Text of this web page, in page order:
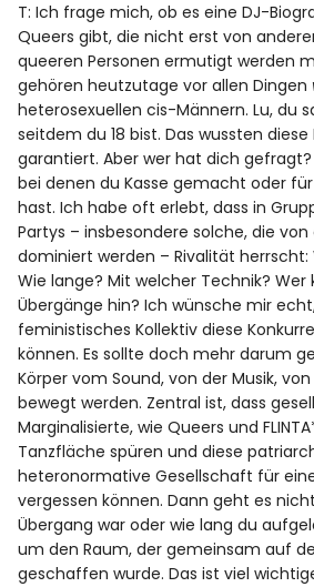
T: Ich frage mich, ob es eine DJ-
Queers gibt, die nicht erst von
queeren Personen ermutigt werden
gehören heutzutage vor allen Dingen
heterosexuellen cis-Männern. Lu, du
seitdem du 18 bist. Das wussten
garantiert. Aber wer hat dich gefragt?
bei denen du Kasse gemacht oder
hast. Ich habe oft erlebt, dass in
Partys – insbesondere solche, die von
dominiert werden – Rivalität
Wie lange? Mit welcher Technik? Wer
Übergänge hin? Ich wünsche mir
feministisches Kollektiv diese
können. Es sollte doch mehr darum
Körper vom Sound, von der Musik,
bewegt werden. Zentral ist, dass
Marginalisierte, wie Queers und
Tanzfläche spüren und diese
heteronormative Gesellschaft für
vergessen können. Dann geht es
Übergang war oder wie lang du
um den Raum, der gemeinsam auf
geschaffen wurde. Das ist viel